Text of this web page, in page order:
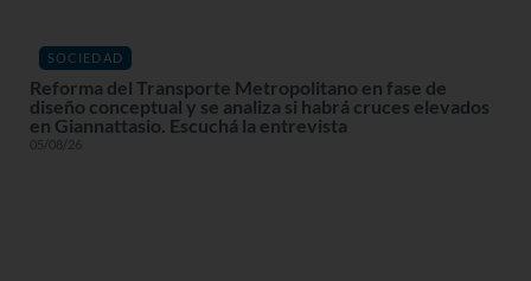
SOCIEDAD
Reforma del Transporte Metropolitano en fase de
diseño conceptual y se analiza si habrá cruces elevados
en Giannattasio. Escuchá la entrevista
05/08/26